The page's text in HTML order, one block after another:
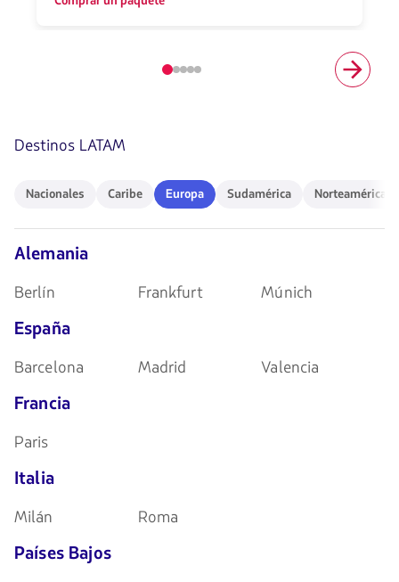
Elemento
Destinos LATAM
Nacionales
Nacionales Caribe
Caribe Europa
Europa Sudamérica
Sudamérica Norteamérica
Norteamérica
Alemania
Berlín Frankfurt Múnich
España
Barcelona Madrid Valencia
Francia
Paris
Italia
Milán Roma
Países Bajos